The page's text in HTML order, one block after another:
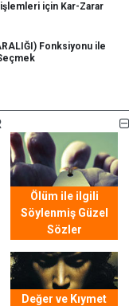
işlemleri için Kar-Zarar
Fonksiyonu ile
Ölüm ile ilgili
Söylenmiş Güzel
Sözler
Değer ve Kıymet